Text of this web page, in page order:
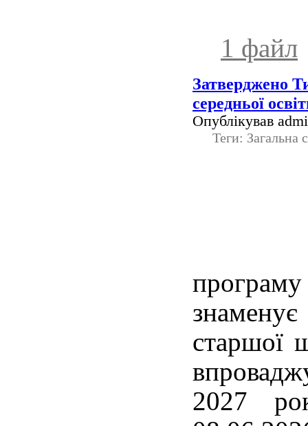
1 файл
Затверджено
середньої
Опублікував
Теги: Загальна
програму
старшої
2027